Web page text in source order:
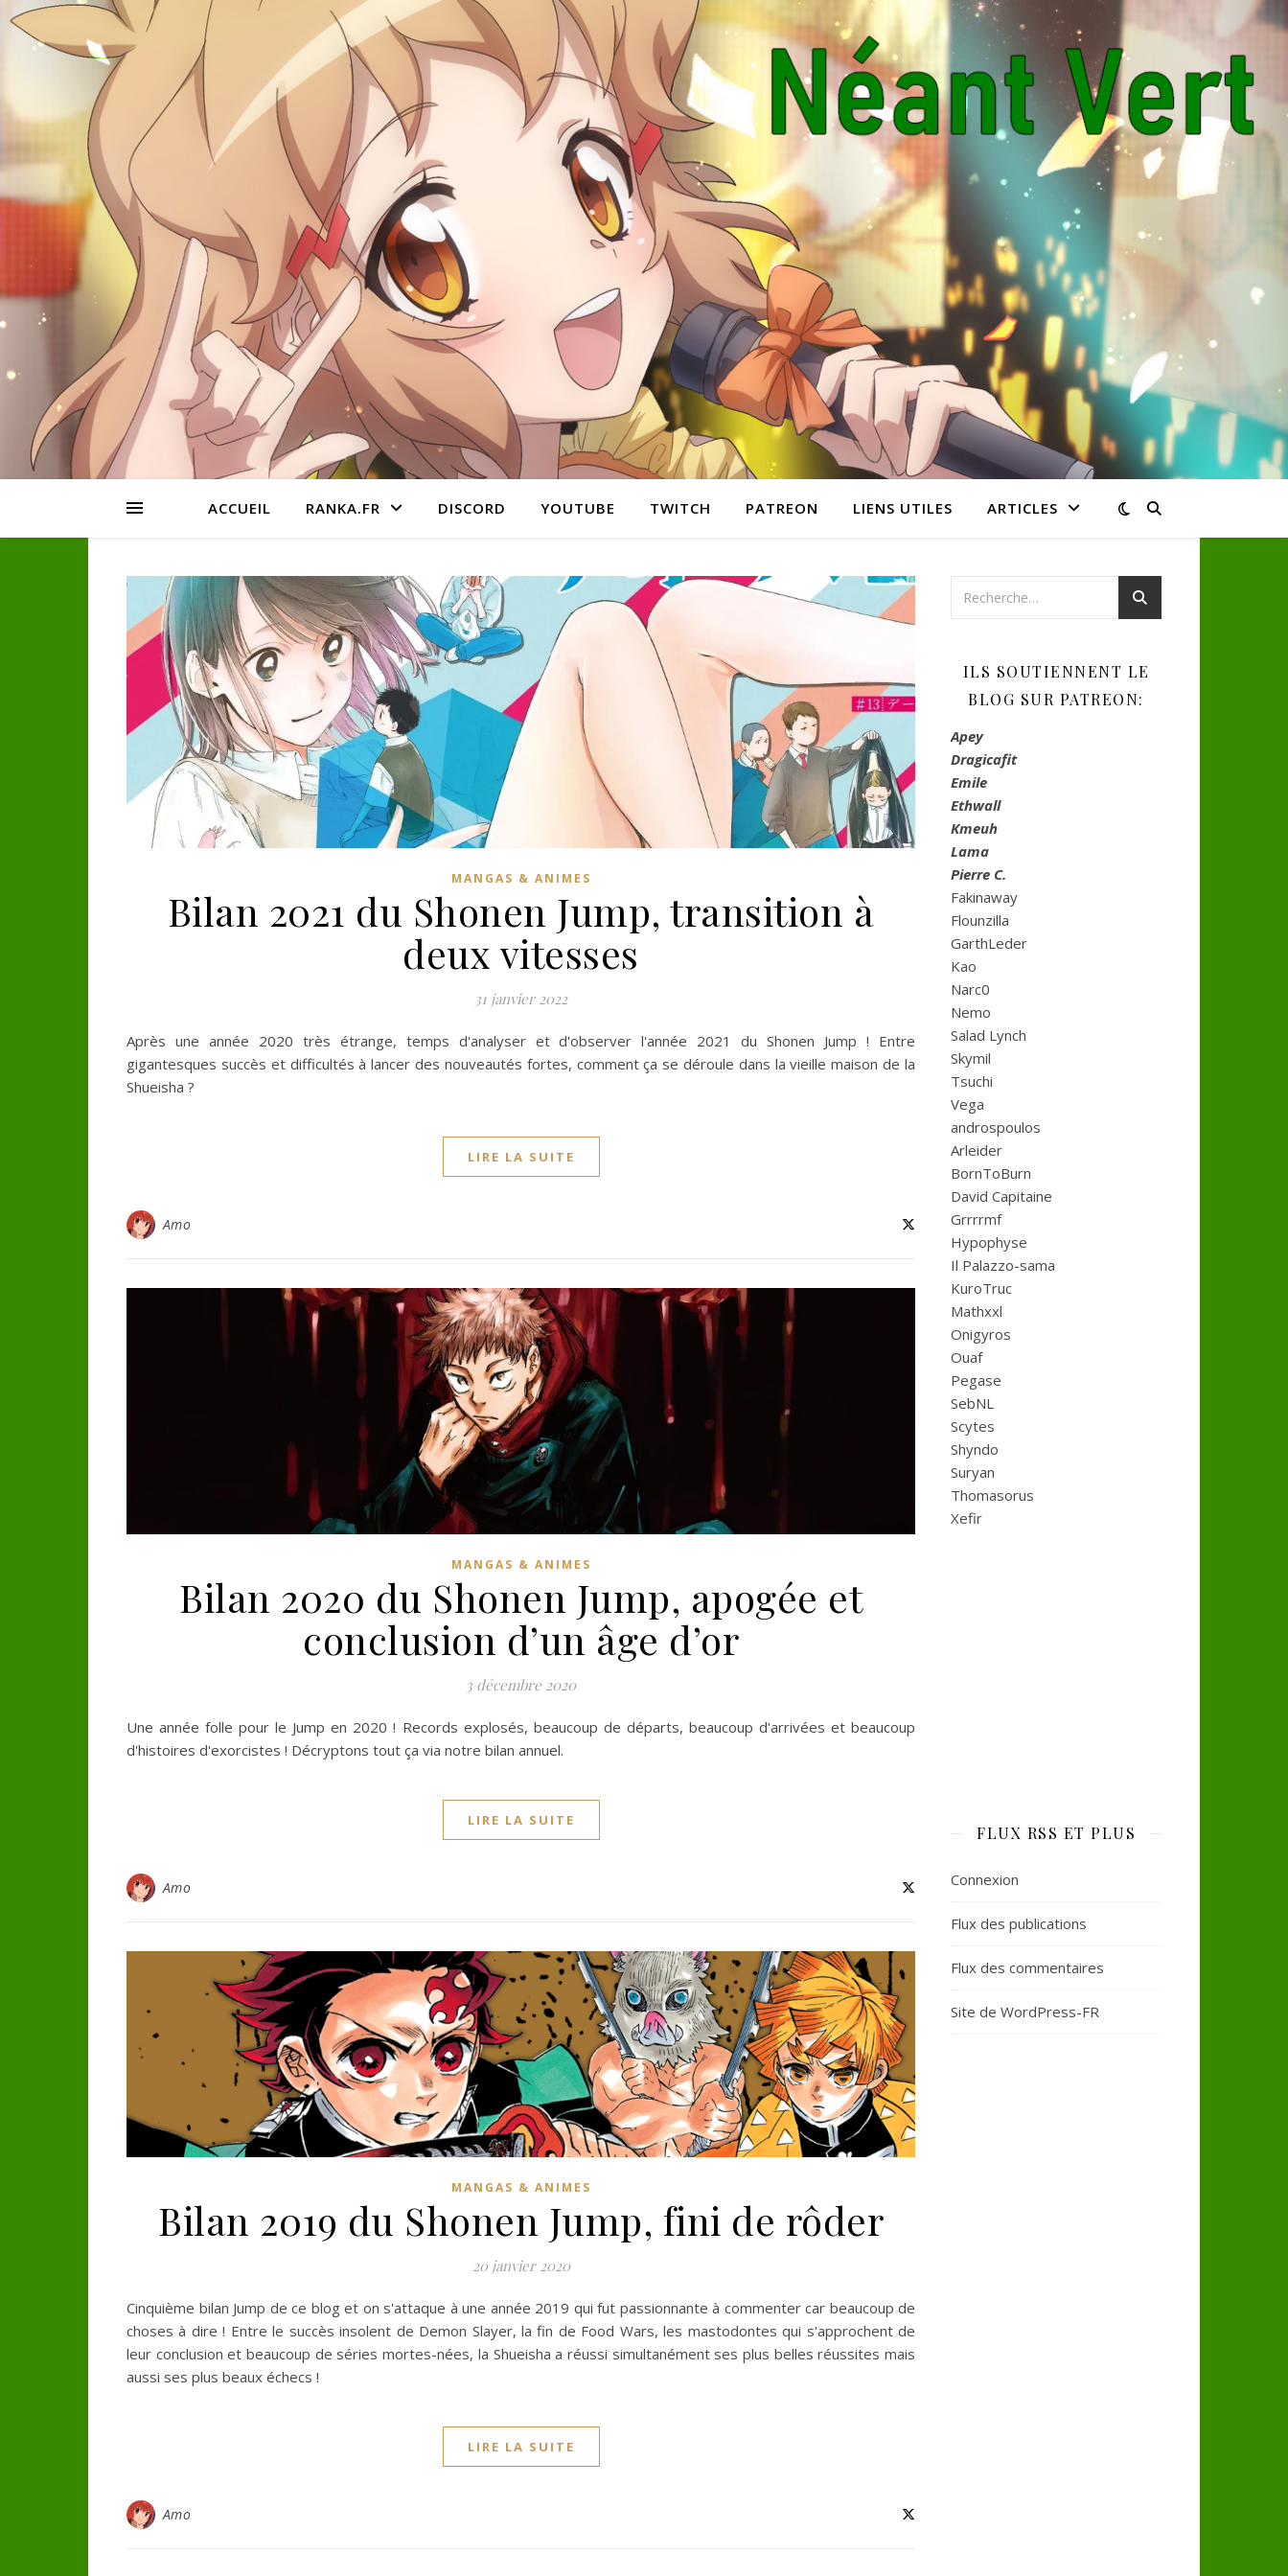
ACCUEIL RANKA.FR DISCORD YOUTUBE TWITCH PATREON LIENS UTILES ARTICLES
MANGAS & ANIMES
Bilan 2021 du Shonen Jump, transition à
deux vitesses
31 janvier 2022
Après une année 2020 très étrange, temps d'analyser et d'observer l'année 2021 du Shonen Jump ! Entre
gigantesques succès et difficultés à lancer des nouveautés fortes, comment ça se déroule dans la vieille maison de la
Shueisha ?
LIRE LA SUITE
Amo
MANGAS & ANIMES
Bilan 2020 du Shonen Jump, apogée et
conclusion d’un âge d’or
3 décembre 2020
Une année folle pour le Jump en 2020 ! Records explosés, beaucoup de départs, beaucoup d'arrivées et beaucoup
d'histoires d'exorcistes ! Décryptons tout ça via notre bilan annuel.
LIRE LA SUITE
Amo
MANGAS & ANIMES
Bilan 2019 du Shonen Jump, fini de rôder
20 janvier 2020
Cinquième bilan Jump de ce blog et on s'attaque à une année 2019 qui fut passionnante à commenter car beaucoup de
choses à dire ! Entre le succès insolent de Demon Slayer, la fin de Food Wars, les mastodontes qui s'approchent de
leur conclusion et beaucoup de séries mortes-nées, la Shueisha a réussi simultanément ses plus belles réussites mais
aussi ses plus beaux échecs !
LIRE LA SUITE
Amo
ILS SOUTIENNENT LE
BLOG SUR PATREON:
Apey
Dragicafit
Emile
Ethwall
Kmeuh
Lama
Pierre C.
Fakinaway
Flounzilla
GarthLeder
Kao
Narc0
Nemo
Salad Lynch
Skymil
Tsuchi
Vega
androspoulos
Arleider
BornToBurn
David Capitaine
Grrrrmf
Hypophyse
Il Palazzo-sama
KuroTruc
Mathxxl
Onigyros
Ouaf
Pegase
SebNL
Scytes
Shyndo
Suryan
Thomasorus
Xefir
FLUX RSS ET PLUS
Connexion
Flux des publications
Flux des commentaires
Site de WordPress-FR